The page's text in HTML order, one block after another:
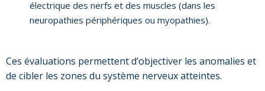
électrique des nerfs et des muscles (dans les
neuropathies périphériques ou myopathies).
Ces évaluations permettent d’objectiver les anomalies et
de cibler les zones du système nerveux atteintes.